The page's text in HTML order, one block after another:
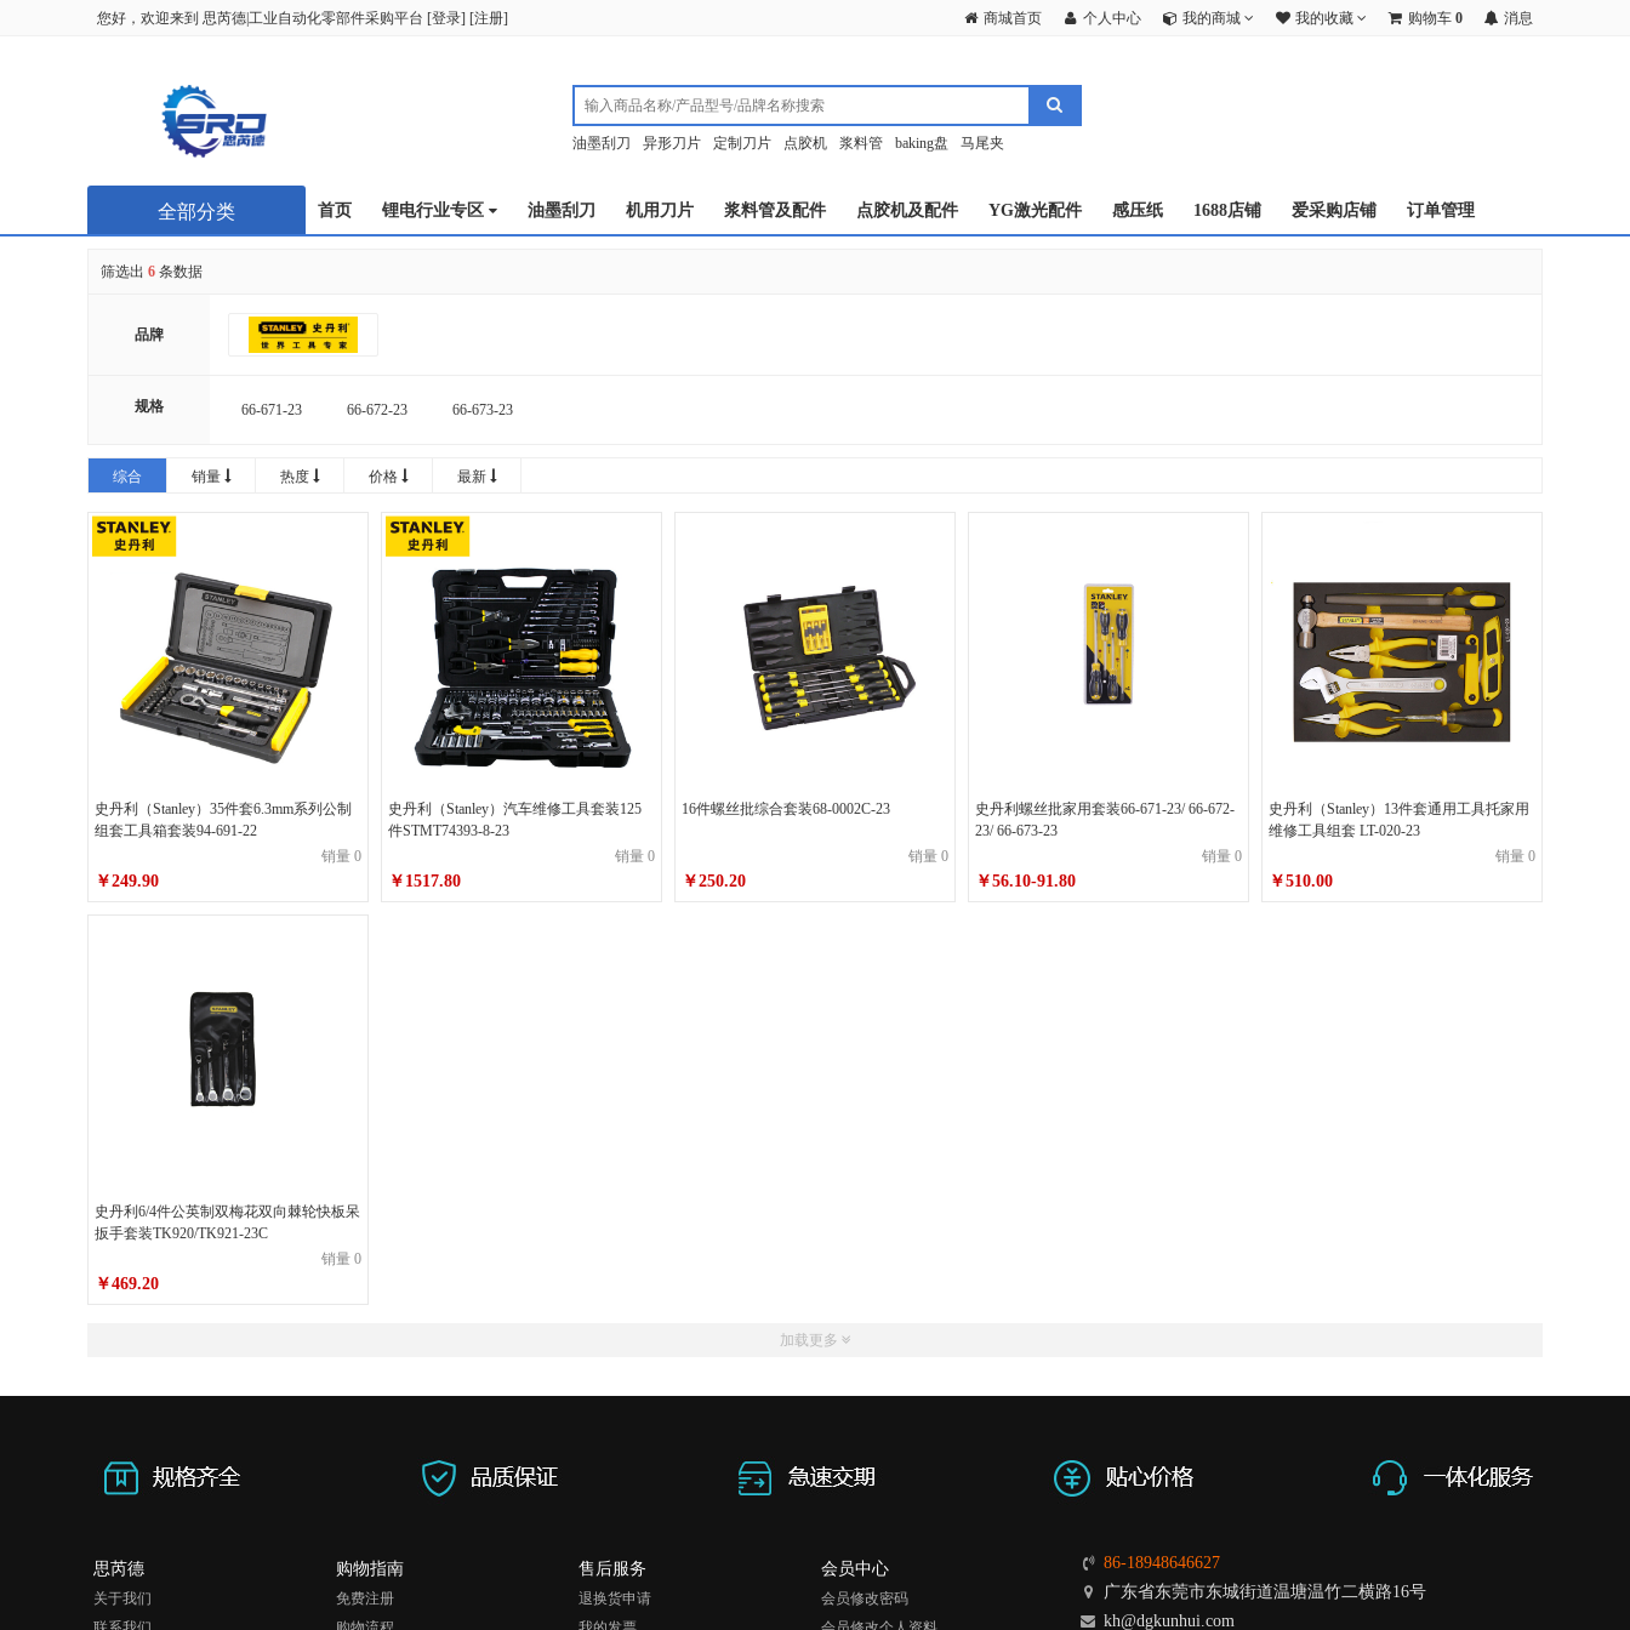
您好，欢迎来到 思芮德|工业自动化零部件采购平台 [登录] [注册] 商城首页 个人中心 我的商城 我的收藏 购物车 0 消息
油墨刮刀 异形刀片 定制刀片 点胶机 浆料管 baking盘 马尾夹
首页 锂电行业专区 油墨刮刀 机用刀片 浆料管及配件 点胶机及配件 YG激光配件 感压纸 1688店铺 爱采购店铺 订单管理
全部分类
筛选出 6 条数据
品牌
规格 66-671-23 66-672-23 66-673-23
综合 销量 热度 价格 最新
史丹利（Stanley）35件套6.3mm系列公制
组套工具箱套装94-691-22
销量 0
￥249.90
史丹利（Stanley）汽车维修工具套装125
件STMT74393-8-23
销量 0
￥1517.80
16件螺丝批综合套装68-0002C-23
销量 0
￥250.20
史丹利螺丝批家用套装66-671-23/ 66-672-
23/ 66-673-23
销量 0
￥56.10-91.80
史丹利（Stanley）13件套通用工具托家用
维修工具组套 LT-020-23
销量 0
￥510.00
史丹利6/4件公英制双梅花双向棘轮快板呆
扳手套装TK920/TK921-23C
销量 0
￥469.20
加载更多
思芮德
关于我们
购物指南
免费注册
售后服务
退换货申请
会员中心
会员修改密码
86-18948646627
广东省东莞市东城街道温塘温竹二横路16号
kh@dgkunhui.com